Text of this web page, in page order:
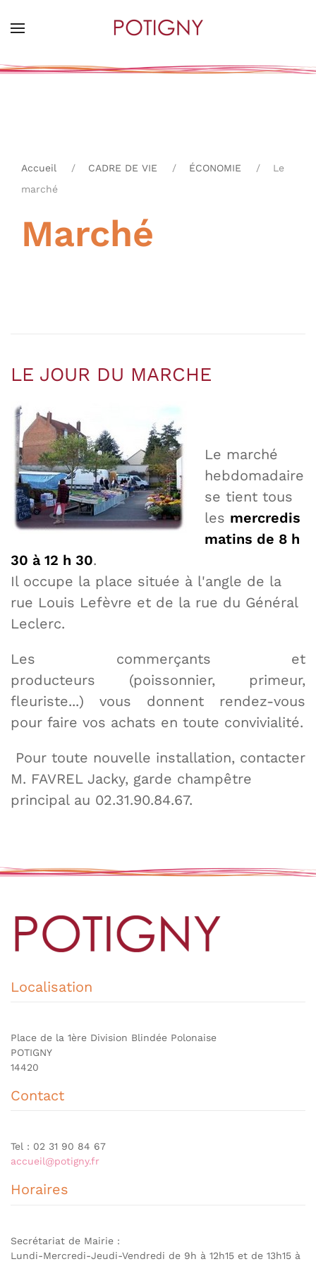
main
Accueil CADRE DE VIE ÉCONOMIE
Le
marché
Marché
LE JOUR DU MARCHE
Le marché
hebdomadaire
se tient tous
les mercredis
matins de 8 h
30 à 12 h 30.
Il occupe la place située à l'angle de la
rue Louis Lefèvre et de la rue du Général
Leclerc.
Les commerçants et
producteurs (poissonnier, primeur,
fleuriste...) vous donnent rendez-vous
pour faire vos achats en toute convivialité.
Pour toute nouvelle installation, contacter
M. FAVREL Jacky, garde champêtre
principal au 02.31.90.84.67.
Localisation
Place de la 1ère Division Blindée Polonaise
POTIGNY
14420
Contact
Tel : 02 31 90 84 67
accueil@potigny.fr
Horaires
Secrétariat de Mairie :
Lundi-Mercredi-Jeudi-Vendredi de 9h à 12h15 et de 13h15 à